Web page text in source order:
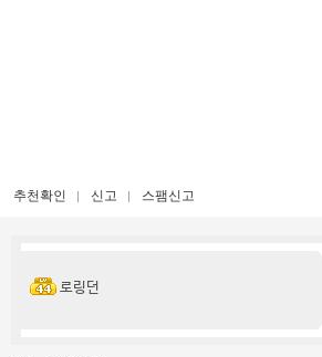
추천확인 신고 스팸신고
로링던